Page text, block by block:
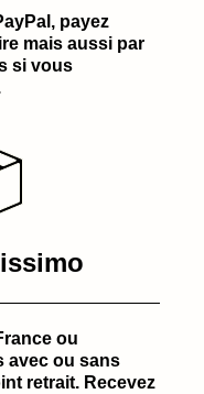
payez
mais aussi par
si vous
ou
avec ou sans
retrait. Recevez